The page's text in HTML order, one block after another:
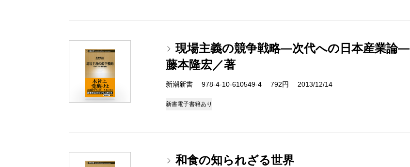
現場主義の競争戦略―次代への日本産業論―
藤本隆宏／著
新潮新書 978-4-10-610549-4 792円 2013/12/14
新書電子書籍あり
和食の知られざる世界